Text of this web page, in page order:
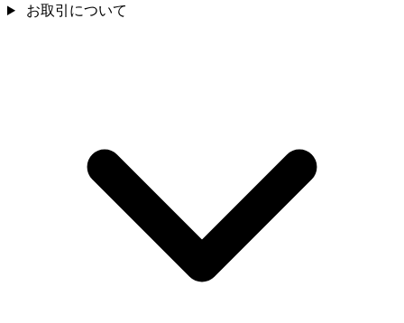
お取引について